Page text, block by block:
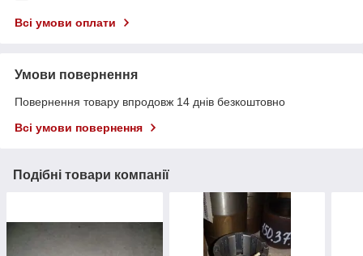
Всі умови оплати
Умови повернення
Повернення товару впродовж 14 днів безкоштовно
Всі умови повернення
Подібні товари компанії